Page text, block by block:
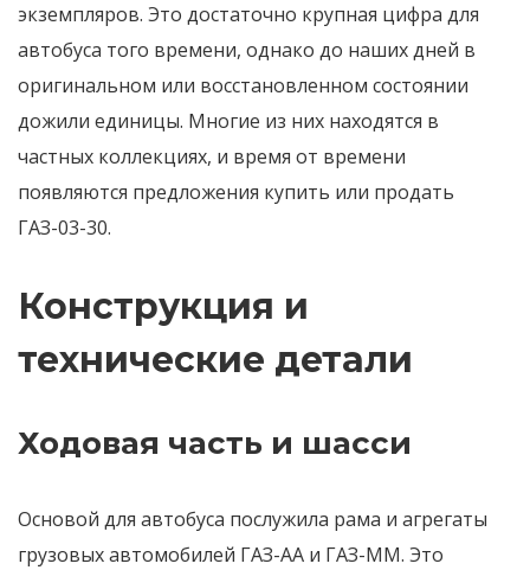
экземпляров. Это достаточно крупная цифра для
автобуса того времени, однако до наших дней в
оригинальном или восстановленном состоянии
дожили единицы. Многие из них находятся в
частных коллекциях, и время от времени
появляются предложения купить или продать
ГАЗ-03-30.
Конструкция и
технические детали
Ходовая часть и шасси
Основой для автобуса послужила рама и агрегаты
грузовых автомобилей ГАЗ-АА и ГАЗ-ММ. Это